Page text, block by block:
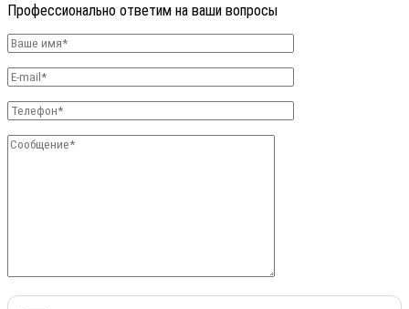
Профессионально ответим на ваши вопросы